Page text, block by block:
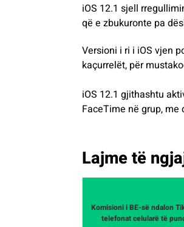
iOS 12.1 sjell
që e zbukuronte pa
Versioni i ri i iOS vjen
kaçurrelët, për
iOS 12.1 gjithashtu
FaceTime në grup,
Lajme të
Komisioni i BE-së ndalon
telefonat celularë të